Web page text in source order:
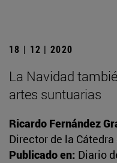
18 | 12 | 2020
La Navidad
artes suntuarias
Ricardo Fernández
Director de la
Publicado en: Diario